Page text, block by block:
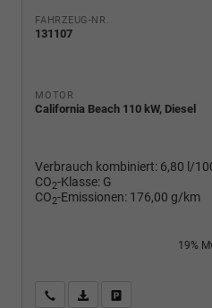
FAHRZEUG-NR.
131107
MOTOR
California Beach 110 kW, Diesel
Verbrauch kombiniert: 6,80 l/
CO2-Klasse: G
CO2-Emissionen: 176,00 g/km
19%
Wir rufen Sie anPDF-Fahrzeugexposé